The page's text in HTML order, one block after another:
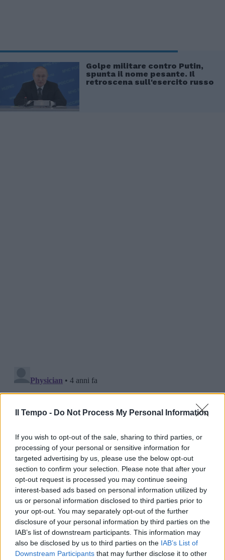
Il Tempo - Do Not Process My Personal Information
If you wish to opt-out of the sale, sharing to third parties, or
processing of your personal or sensitive information for
targeted advertising by us, please use the below opt-out
section to confirm your selection. Please note that after your
opt-out request is processed you may continue seeing
interest-based ads based on personal information utilized by
us or personal information disclosed to third parties prior to
your opt-out. You may separately opt-out of the further
disclosure of your personal information by third parties on the
IAB’s list of downstream participants. This information may
also be disclosed by us to third parties on the IAB’s List of
Downstream Participants that may further disclose it to other
Golpe militare contro Putin,
spunta il nome pesante. Il
retroscena sull'esercito russo